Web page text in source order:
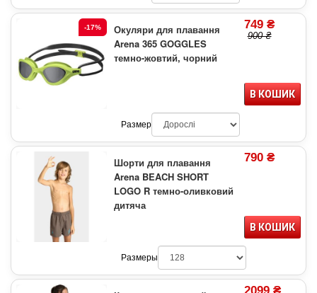
-17%
Окуляри для плавання
Arena 365 GOGGLES
темно-жовтий, чорний
749 ₴
900 ₴
В КОШИК
Размер
Шорти для плавання
Arena BEACH SHORT
LOGO R темно-оливковий
дитяча
790 ₴
В КОШИК
Размеры